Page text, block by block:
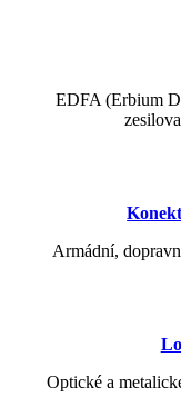
EDFA (Erbium
Armádní,
Optické a